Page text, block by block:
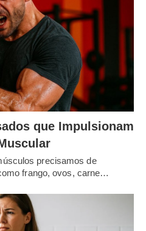
que Impulsionam
precisamos de
frango, ovos, carne…